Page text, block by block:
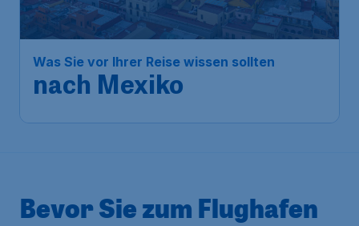
Was Sie vor Ihrer Reise wissen sollten
nach Mexiko
Bevor Sie zum Flughafen